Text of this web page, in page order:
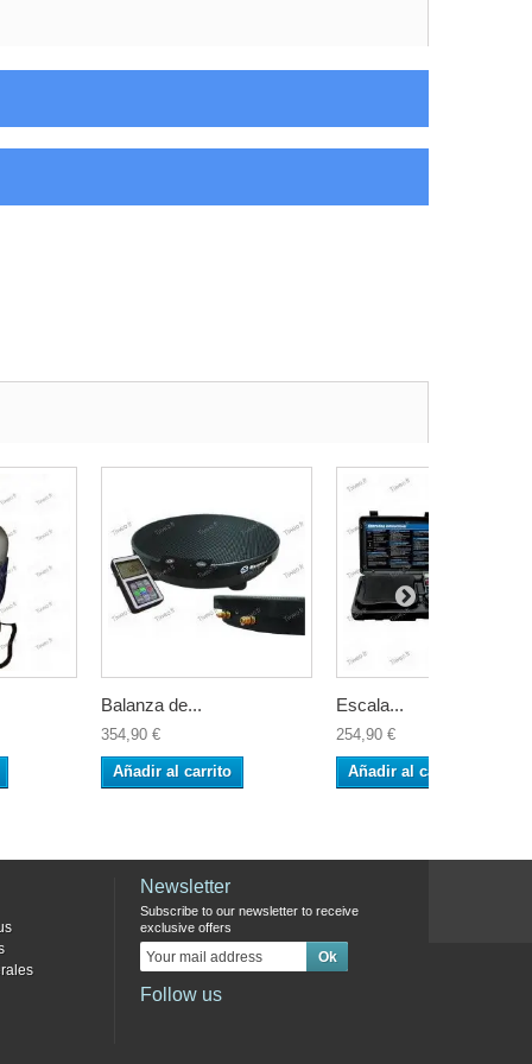
Balanza de...
354,90 €
Añadir al carrito
Escala...
254,90 €
Añadir al carrito
Newsletter
Subscribe to our newsletter to receive
exclusive offers
Follow us